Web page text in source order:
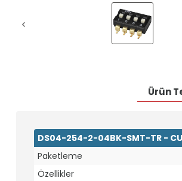
Ürün
DS04-254-2-04BK-SMT-TR - CUI
Paketleme
Özellikler